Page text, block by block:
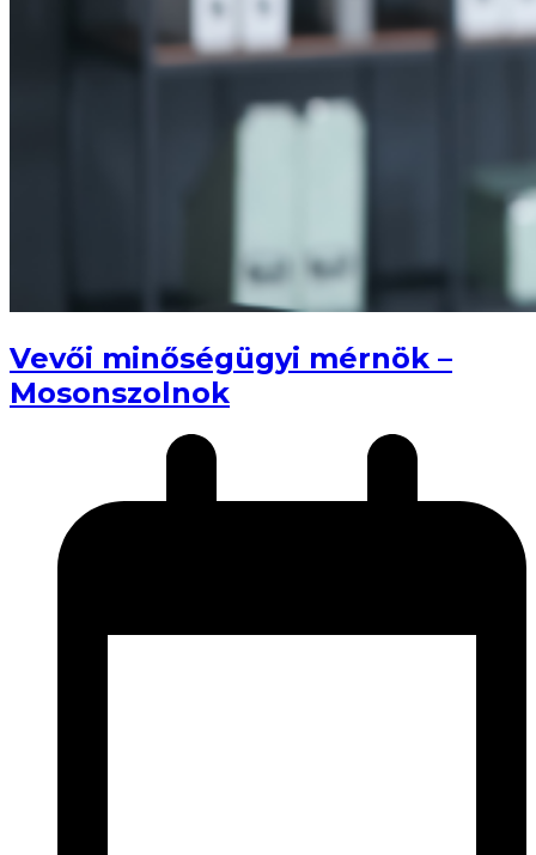
Vevői minőségügyi mérnök –
Mosonszolnok